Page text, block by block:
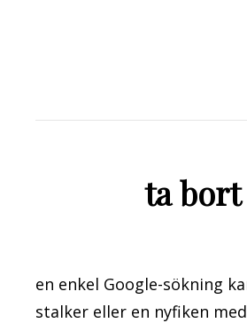
ta
en enkel Google-sökning
stalker eller en nyfiken